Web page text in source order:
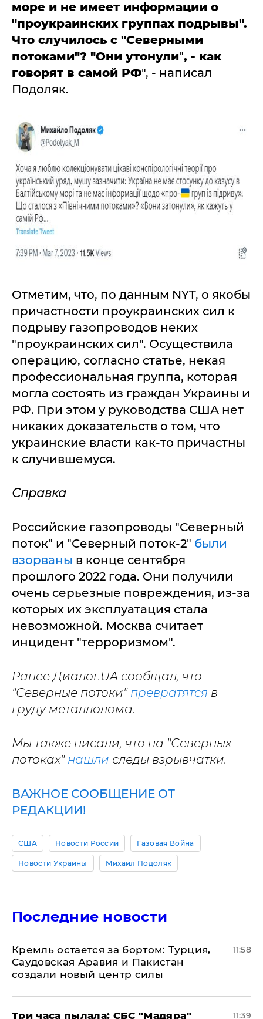
море и не имеет информации о
"проукраинских группах подрывы".
Что случилось с "Северными
потоками"? "Они утонули", - как
говорят в самой РФ", - написал
Подоляк.
Отметим, что, по данным NYT, о якобы
причастности проукраинских сил к
подрыву газопроводов неких
"проукраинских сил". Осуществила
операцию, согласно статье, некая
профессиональная группа, которая
могла состоять из граждан Украины и
РФ. При этом у руководства США нет
никаких доказательств о том, что
украинские власти как-то причастны
к случившемуся.
Справка
Российские газопроводы "Северный
поток" и "Северный поток-2" были
взорваны в конце сентября
прошлого 2022 года. Они получили
очень серьезные повреждения, из-за
которых их эксплуатация стала
невозможной. Москва считает
инцидент "терроризмом".
Ранее Диалог.UA сообщал, что
"Северные потоки" превратятся в
груду металлолома.
Мы также писали, что на "Северных
потоках" нашли следы взрывчатки.
ВАЖНОЕ СООБЩЕНИЕ ОТ
РЕДАКЦИИ!
США Новости России Газовая Война
Новости Украины Михаил Подоляк
Последние новости
​Кремль остается за бортом: Турция,
Саудовская Аравия и Пакистан
создали новый центр силы
11:58
Три часа пылала: СБС "Мадяра" 11:39